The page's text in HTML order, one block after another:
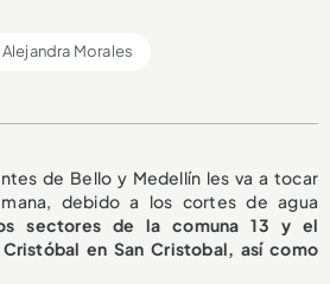
Alejandra Morales
de Bello y Medellín les va a tocar
debido a los cortes de agua
sectores de la comuna 13 y el
en San Cristobal, así como